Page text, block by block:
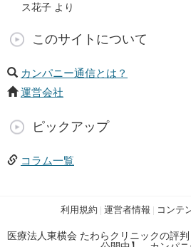
ス花子 より
このサイトについて
カンパニー通信とは？
運営会社
ピックアップ
コラム一覧
利用規約 | 運営者情報 | コンテ
医療法人東横会 たわらクリニックの評